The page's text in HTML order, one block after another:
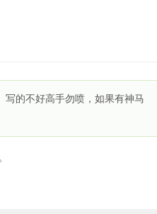
的不好高手勿喷，如果有神马